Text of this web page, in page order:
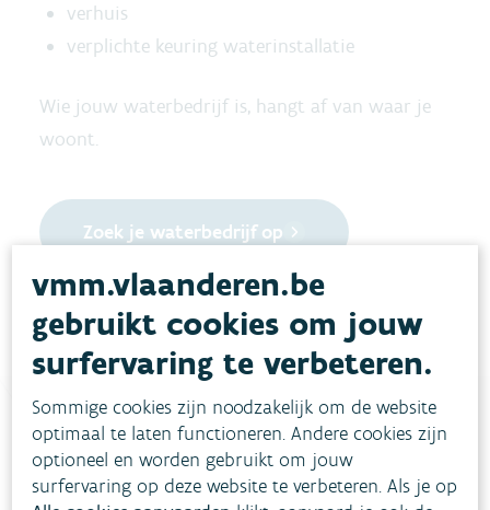
verhuis
verplichte keuring waterinstallatie
Wie jouw waterbedrijf is, hangt af van waar je
woont.
Zoek je waterbedrijf op
Heb je vragen?
vmm.vlaanderen.be
gebruikt cookies om jouw
surfervaring te verbeteren.
Sommige cookies zijn noodzakelijk om de website
optimaal te laten functioneren. Andere cookies zijn
optioneel en worden gebruikt om jouw
surfervaring op deze website te verbeteren. Als je op